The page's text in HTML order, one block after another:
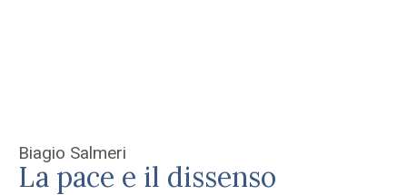
Biagio Salmeri
La pace e il dissenso